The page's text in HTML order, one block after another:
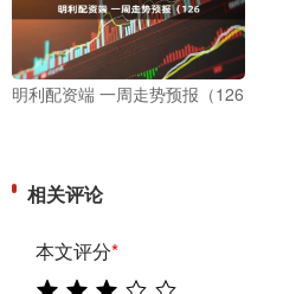
明利配资端 一周走势预报（126
相关评论
本文评分*